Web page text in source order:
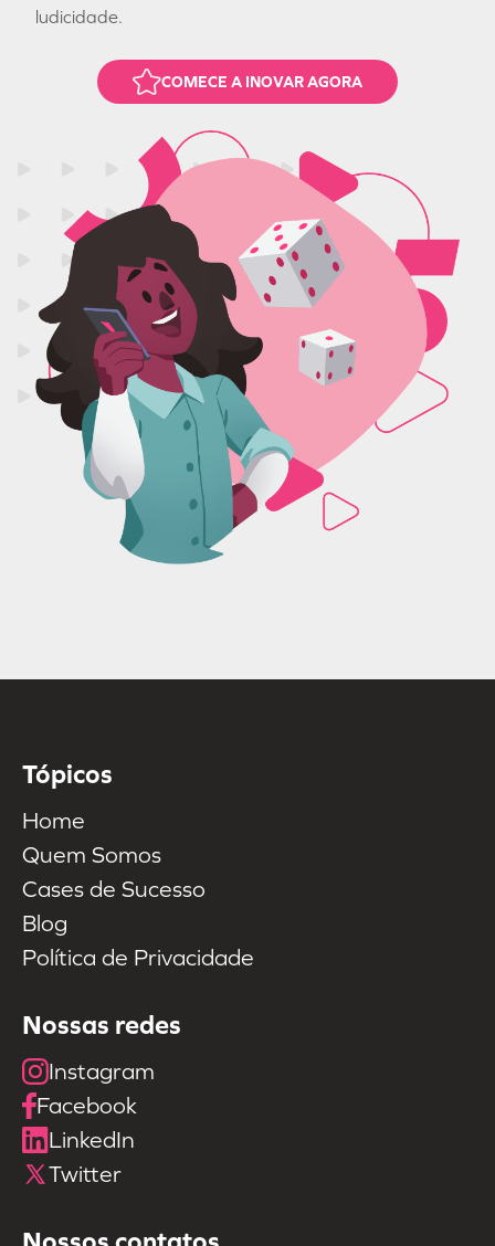
ludicidade.
COMECE A INOVAR AGORA
Tópicos
Home
Quem Somos
Cases de Sucesso
Blog
Política de Privacidade
Nossas redes
Instagram
Facebook
LinkedIn
Twitter